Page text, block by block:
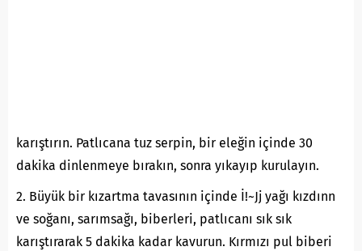
karıştırın. Patlıcana tuz serpin, bir eleğin içinde 30
dakika dinlenmeye bırakın, sonra yıkayıp kurulayın.
2. Büyük bir kızartma tavasının içinde İ!~Jj yağı kızdınn
ve soğanı, sarımsağı, biberleri, patlıcanı sık sık
karıştırarak 5 dakika kadar kavurun. Kırmızı pul biberi